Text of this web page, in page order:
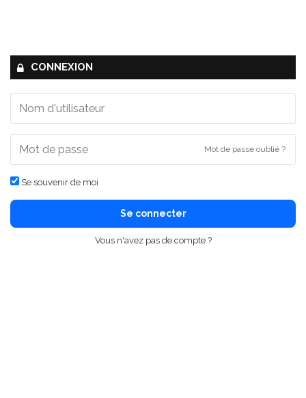
CONNEXION
Mot de passe oublié ?
Se souvenir de moi
Se connecter
Vous n'avez pas de compte ?